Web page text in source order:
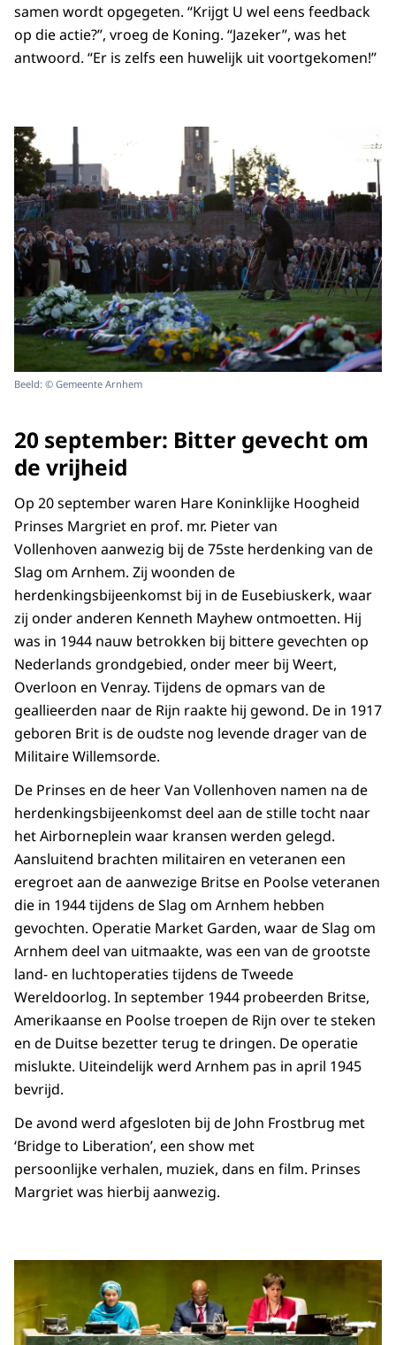
samen wordt opgegeten. “Krijgt U wel eens feedback
op die actie?”, vroeg de Koning. “Jazeker”, was het
antwoord. “Er is zelfs een huwelijk uit voortgekomen!”
Beeld: © Gemeente Arnhem
20 september: Bitter gevecht om
de vrijheid
Op 20 september waren Hare Koninklijke Hoogheid
Prinses Margriet en prof. mr. Pieter van
Vollenhoven aanwezig bij de 75ste herdenking van de
Slag om Arnhem. Zij woonden de
herdenkingsbijeenkomst bij in de Eusebiuskerk, waar
zij onder anderen Kenneth Mayhew ontmoetten. Hij
was in 1944 nauw betrokken bij bittere gevechten op
Nederlands grondgebied, onder meer bij Weert,
Overloon en Venray. Tijdens de opmars van de
geallieerden naar de Rijn raakte hij gewond. De in 1917
geboren Brit is de oudste nog levende drager van de
Militaire Willemsorde.
De Prinses en de heer Van Vollenhoven namen na de
herdenkingsbijeenkomst deel aan de stille tocht naar
het Airborneplein waar kransen werden gelegd.
Aansluitend brachten militairen en veteranen een
eregroet aan de aanwezige Britse en Poolse veteranen
die in 1944 tijdens de Slag om Arnhem hebben
gevochten. Operatie Market Garden, waar de Slag om
Arnhem deel van uitmaakte, was een van de grootste
land- en luchtoperaties tijdens de Tweede
Wereldoorlog. In september 1944 probeerden Britse,
Amerikaanse en Poolse troepen de Rijn over te steken
en de Duitse bezetter terug te dringen. De operatie
mislukte. Uiteindelijk werd Arnhem pas in april 1945
bevrijd.
De avond werd afgesloten bij de John Frostbrug met
‘Bridge to Liberation’, een show met
persoonlijke verhalen, muziek, dans en film. Prinses
Margriet was hierbij aanwezig.